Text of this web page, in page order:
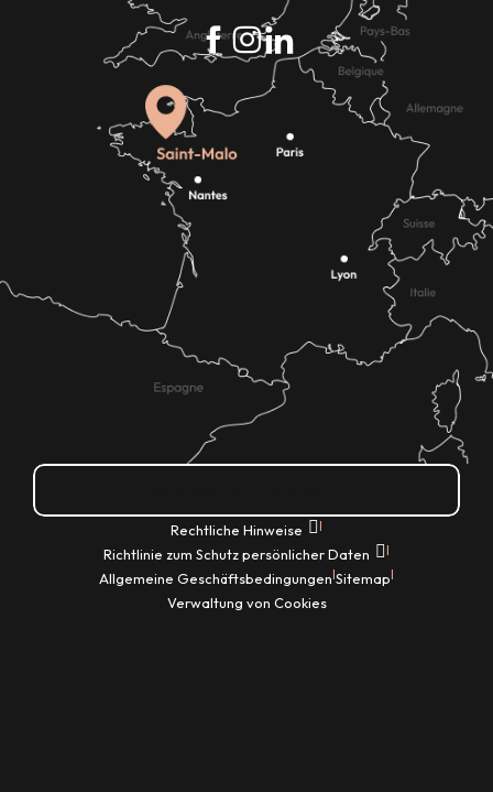
Rechtliche Hinweise |
Richtlinie zum Schutz persönlicher Daten |
Allgemeine Geschäftsbedingungen|Sitemap|
Verwaltung von Cookies